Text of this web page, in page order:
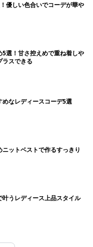
優しい色合いでコーデが華や
選！甘さ控えめで重ね着しや
ラスできる
めなレディースコーデ5選
ットベストで作るすっきり
うレディース上品スタイル